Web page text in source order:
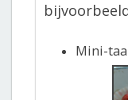
Mini-